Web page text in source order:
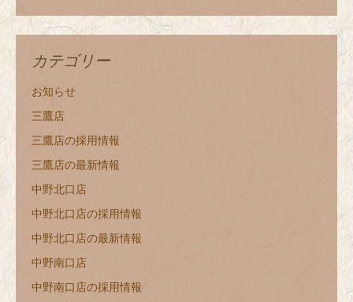
カテゴリー
お知らせ
三鷹店
三鷹店の採用情報
三鷹店の最新情報
中野北口店
中野北口店の採用情報
中野北口店の最新情報
中野南口店
中野南口店の採用情報